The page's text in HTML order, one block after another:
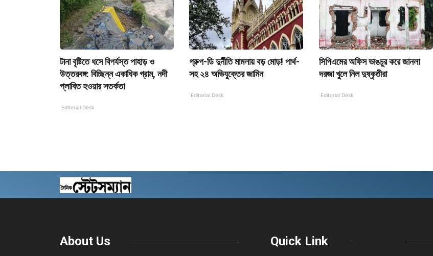
টানা বৃষ্টিতে ধসে বিপর্যস্ত পাহাড় ও
উত্তরবঙ্গ: বিচ্ছিন্ন একাধিক গ্রাম, নদী
প্লাবিত হওয়ার সতর্কতা
Editorial Desk
গ্রুপ-ডি দুর্নীতি মামলায় বড় মোড়! পার্থ-
সহ ২৪ অভিযুক্তের জামিন
Editorial Desk
সিপিএমের অফিস ভাঙচুর করে জানলা
দরজা খুলে নিল দুষ্কৃতীরা
Editorial Desk
About Us Quick Link